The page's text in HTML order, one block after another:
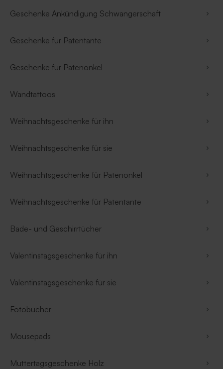
Geschenke Ankündigung Schwangerschaft
Geschenke für Patentante
Geschenke für Patenonkel
Wandtattoos
Weihnachtsgeschenke für ihn
Weihnachtsgeschenke für sie
Weihnachtsgeschenke für Patenonkel
Weihnachtsgeschenke für Patentante
Bade- und Geschirrtücher
Valentinstagsgeschenke für ihn
Valentinstagsgeschenke für sie
Fotobücher
Mousepads
Muttertagsgeschenke Holz